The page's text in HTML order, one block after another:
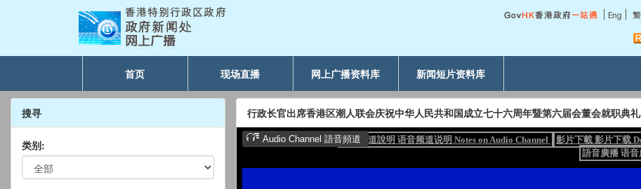
首页 现场直播 网上广播资料库 新闻短片资料库
搜寻
类别:
行政长官出席香港区潮人联会庆祝中华人民共和国成立七十六周年暨第六届会董会就职典礼